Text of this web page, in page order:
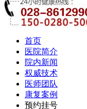
首页
医院简介
院内新闻
权威技术
医师团队
康复案例
预约挂号